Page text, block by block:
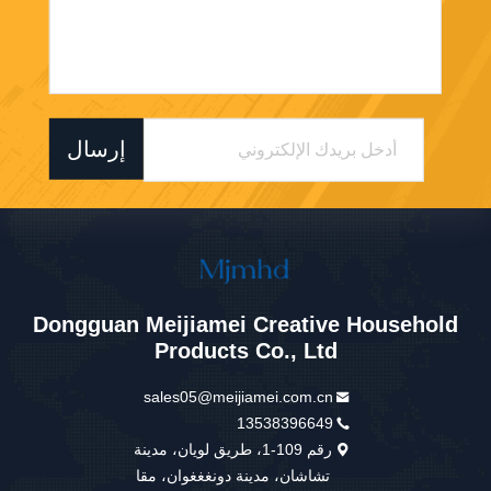
إرسال
Dongguan Meijiamei Creative Household
Products Co., Ltd
sales05@meijiamei.com.cn
13538396649
رقم 109-1، طريق لويان، مدينة
تشاشان، مدينة دونغغغوان، مقا